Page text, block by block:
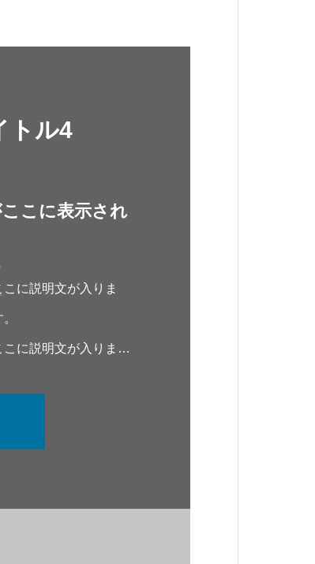
トル4
こに表示され
に説明文が入りま
に説明文が入りま